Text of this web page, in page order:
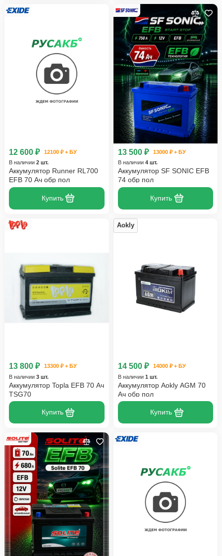
12 600 ₽
12100 ₽ + БУ
В наличии 2 шт.
Аккумулятор Runner RL700
EFB 70 Ач обр пол
Купить
13 500 ₽
13000 ₽ + БУ
В наличии 4 шт.
Аккумулятор SF SONIC EFB
74 обр пол
Купить
13 800 ₽
13300 ₽ + БУ
В наличии 3 шт.
Аккумулятор Topla EFB 70 Ач
TSG70
Купить
Aokly
14 500 ₽
14000 ₽ + БУ
В наличии 1 шт.
Аккумулятор Aokly AGM 70
Ач обр пол
Купить